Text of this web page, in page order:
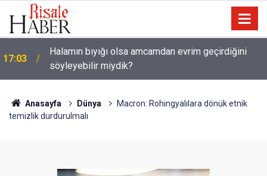
16:05
Güneş Tutulması 12 Ağustos'ta: Türkiye'den
görülecek mi?
Anasayfa Dünya
Macron: Rohingyalılara dönük etnik
temizlik durdurulmalı